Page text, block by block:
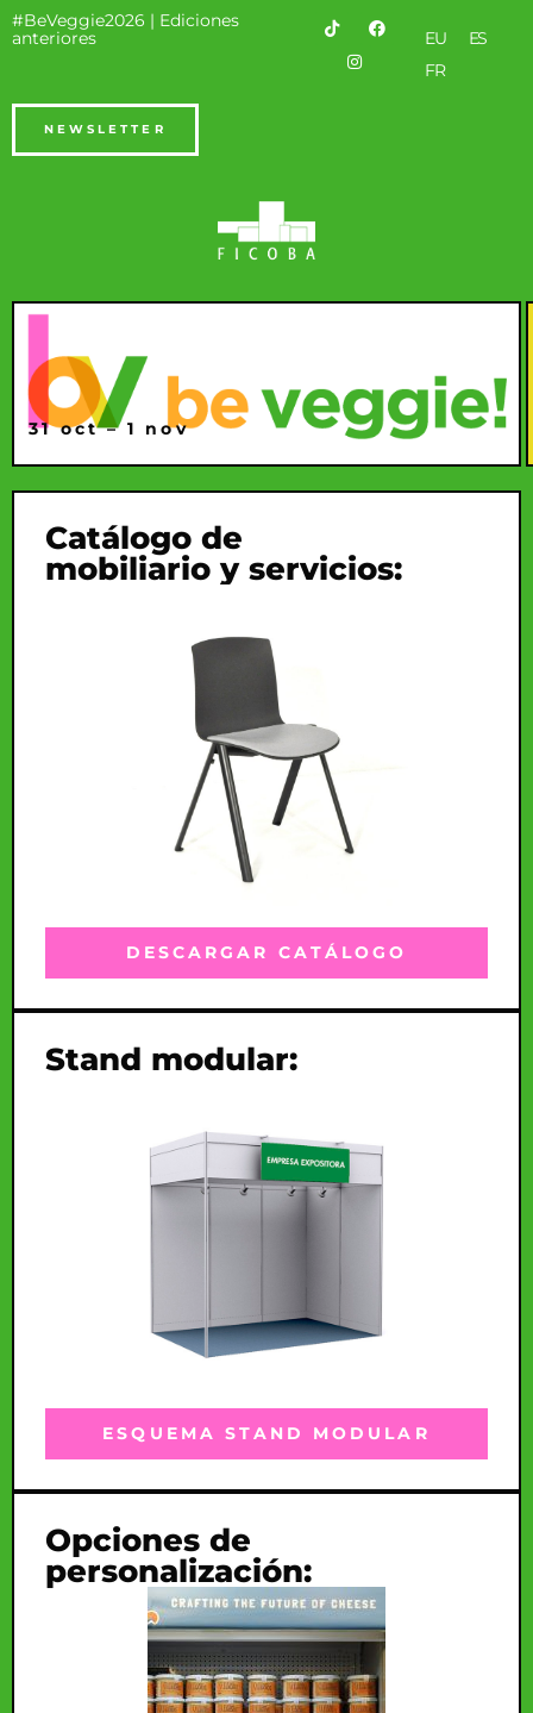
#BeVeggie2026 | Ediciones
anteriores
EU
ES
FR
NEWSLETTER
31 oct – 1 nov
Catálogo de
mobiliario y servicios:
DESCARGAR CATÁLOGO
Stand modular:
ESQUEMA STAND MODULAR
Opciones de
personalización: